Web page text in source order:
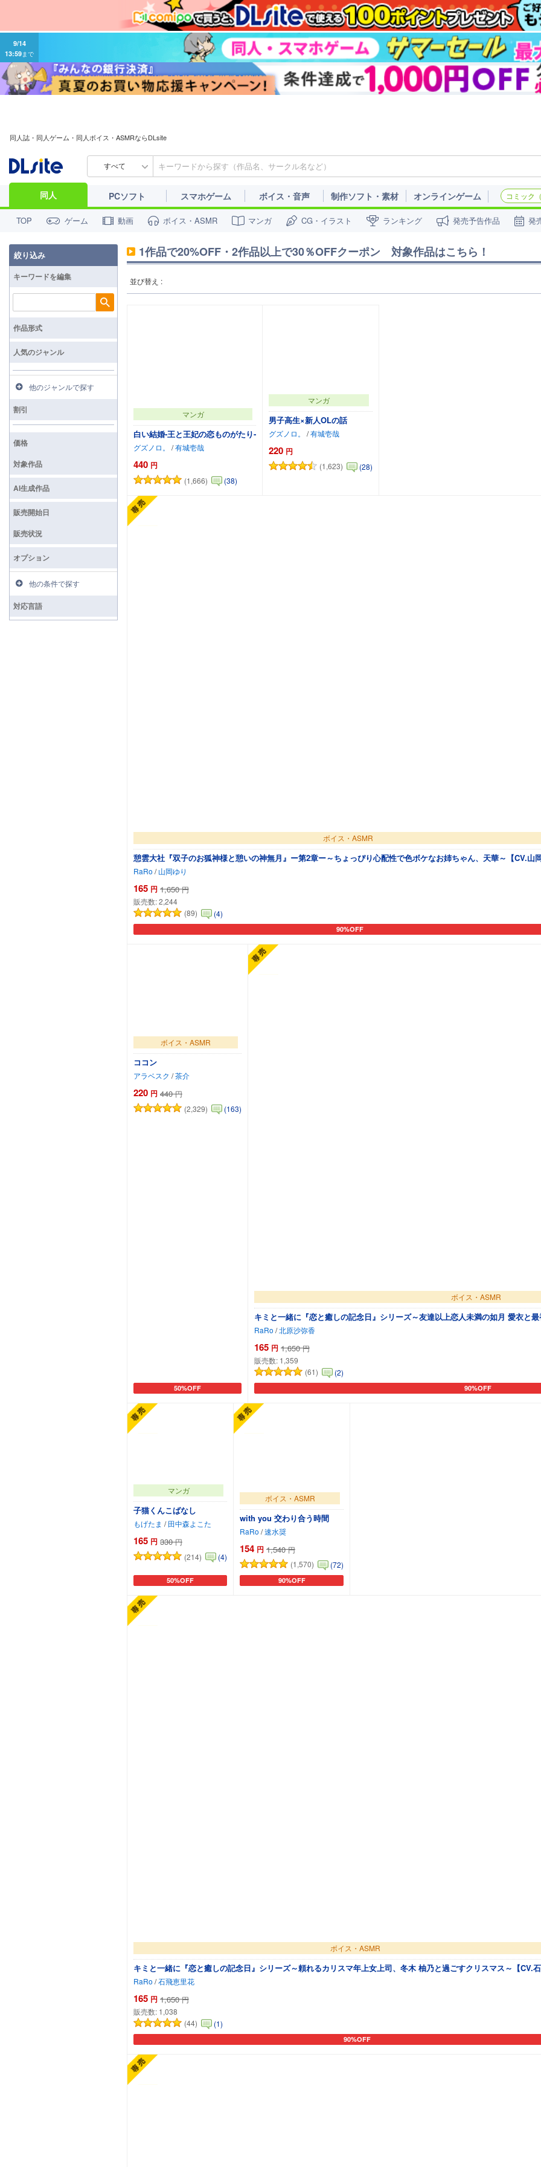
9/14
13:59まで
同人誌・同人ゲーム・同人ボイス・ASMRならDLsite
すべて
同人 PCソフト スマホゲーム ボイス・音声 制作ソフト・素材 オンラインゲーム コミック
TOP ゲーム 動画 ボイス・ASMR マンガ CG・イラスト ランキング 発売予告作品 発
1作品で20%OFF・2作品以上で30％OFFクーポン　対象作品はこちら！
並び替え :
マンガ
白い結婚‐王と王妃の恋ものがたり‐
グズノロ。 /有城壱哉
440 円
(1,666) (38)
カートに追加
マンガ
男子高生×新人OLの話
グズノロ。 /有城壱哉
220 円
(1,623)
(28)
ボイス・ASMR
憩雲大社『双子のお狐神様と憩いの神無月』ー第2章ー～ちょっぴり心配性で色ボケなお姉ちゃん、天華～【CV.山
RaRo / 山岡ゆり
165 円 1,650 円
販売数:2,244
(89)
(4)
90%OFF
カートに追加
ボイス・ASMR
ココン
アラベスク /茶介
220 円 440 円
(2,329)
(163)
50%OFF
カートに追加
ボイス・ASMR
キミと一緒に『恋と癒しの記念日』シリーズ～友達以上恋人未満の如月 愛衣と
RaRo /北原沙弥香
165 円 1,650 円
販売数: 1,359
(61)
(2)
90%OFF
カートに追加
マンガ
子猫くんこばなし
もげたま / 田中森よこた
165 円 330 円
(214)
(4)
50%OFF
カートに追加
ボイス・ASMR
with you 交わり合う時間
RaRo /速水奨
154 円 1,540 円
(1,570)
(72)
90%OFF
カートに追加
ボイス・ASMR
キミと一緒に『恋と癒しの記念日』シリーズ～頼れるカリスマ年上女上司、冬木 柚乃と過ごすクリスマス～【CV.石
RaRo /石飛恵里花
165 円 1,650 円
販売数: 1,038
(44)
(1)
90%OFF
カートに追加
絞り込み
キーワードを編集
検索
作品形式
人気のジャンル
他のジャンルで探す
割引
価格
対象作品
AI生成作品
販売開始日
販売状況
オプション
他の条件で探す
対応言語